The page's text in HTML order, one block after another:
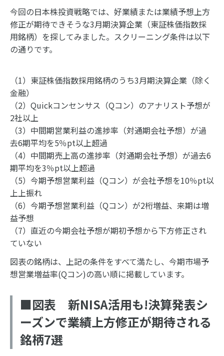
今回の日本株投資戦略では、好業績または業績予想上方
修正が期待できそうな3月期決算企業（東証株価指数採
用銘柄）を探してみました。スクリーニング条件は以下
の通りです。
（1）東証株価指数採用銘柄のうち3月期決算企業（除く
金融）
（2）Quickコンセンサス（Qコン）のアナリスト予想が
2社以上
（3）中間期営業利益の進捗率（対通期会社予想）が過
去6期平均を5％pt以上超過
（4）中間期売上高の進捗率（対通期会社予想）が過去6
期平均を3％pt以上超過
（5）今期予想営業利益（Qコン）が会社予想を10％pt以
上上振れ
（6）今期予想営業利益（Qコン）が2桁増益、来期は増
益予想
（7）直近の今期会社予想が期初予想から下方修正され
ていない
図表の銘柄は、上記の条件をすべて満たし、今期市場予
想営業増益率(Qコン)の高い順に掲載しています。
■図表 新NISA活用も!決算発表シ
ーズンで業績上方修正が期待される
銘柄7選